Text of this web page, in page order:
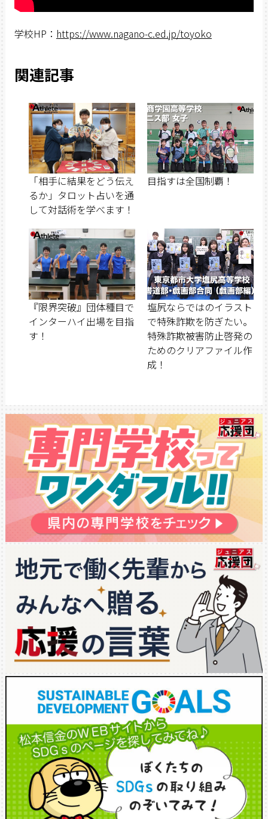
学校HP： https://www.nagano-c.ed.jp/toyoko
関連記事
「相手に結果をどう伝え
るか」タロット占いを通
して対話術を学べます！
目指すは全国制覇！
『限界突破』団体種目で
インターハイ出場を目指
す！
塩尻ならではのイラスト
で特殊詐欺を防ぎたい。
特殊詐欺被害防止啓発の
ためのクリアファイル作
成！